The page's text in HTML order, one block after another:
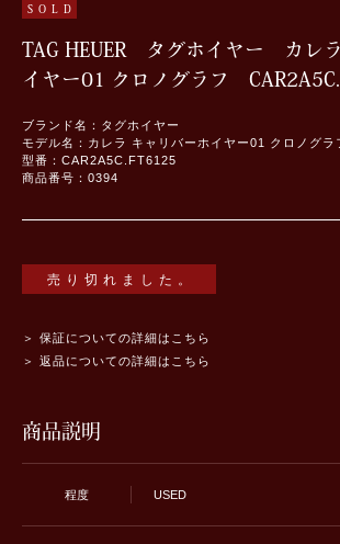
SOLD
TAG HEUER タグホイヤー カレ
イヤー01 クロノグラフ
ブランド名：タグホイヤー
モデル名：カレラ キャリバーホイヤー01 クロノグラ
型番：CAR2A5C.FT6125
商品番号：0394
売り切れました。
＞ 保証についての詳細はこちら
＞ 返品についての詳細はこちら
商品説明
程度 USED